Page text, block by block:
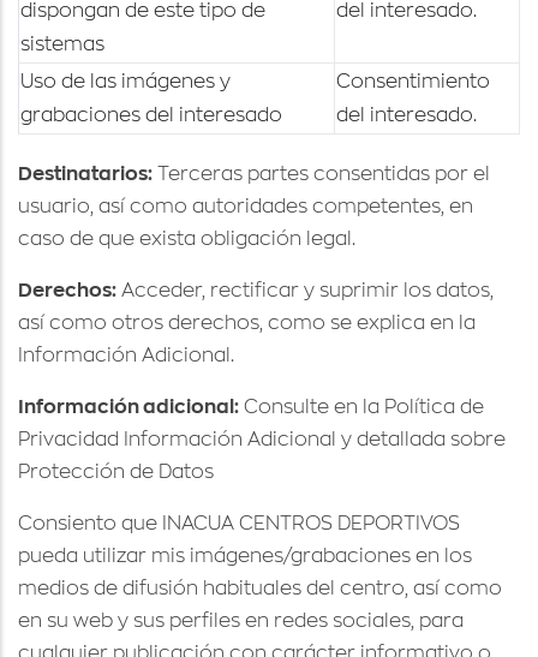
dispongan de este tipo de
sistemas
del interesado.
Uso de las imágenes y
grabaciones del interesado
Consentimiento
del interesado.
Destinatarios: Terceras partes consentidas por el
usuario, así como autoridades competentes, en
caso de que exista obligación legal.
Derechos: Acceder, rectificar y suprimir los datos,
así como otros derechos, como se explica en la
Información Adicional.
Información adicional: Consulte en la Política de
Privacidad Información Adicional y detallada sobre
Protección de Datos
Consiento que INACUA CENTROS DEPORTIVOS
pueda utilizar mis imágenes/grabaciones en los
medios de difusión habituales del centro, así como
en su web y sus perfiles en redes sociales, para